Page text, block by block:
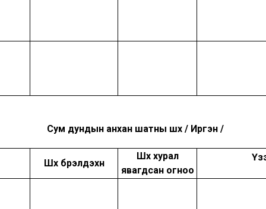
Сум дундын анхан шатны шүүх / Иргэн /
Шүүх бүрэлдэхүүн
Шүүх хурал
явагдсан огноо